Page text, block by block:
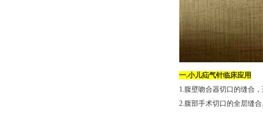
一.小儿疝气针临床应用
1.腹壁吻合器切口的缝合
2.腹部手术切口的全层缝